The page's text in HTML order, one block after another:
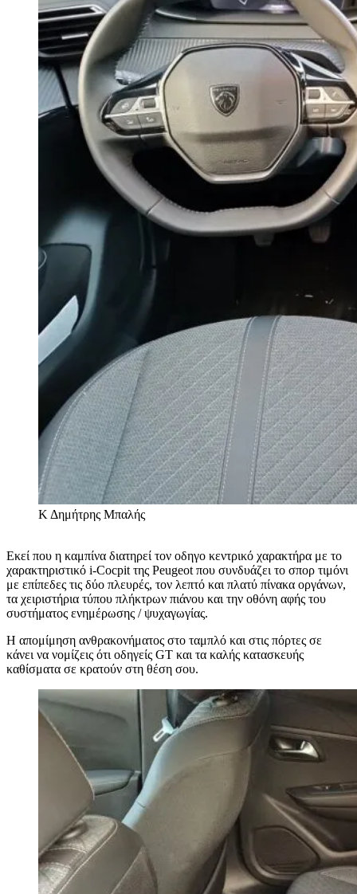
Κ Δημήτρης Μπαλής
Εκεί που η καμπίνα διατηρεί τον οδηγο κεντρικό χαρακτήρα με το
χαρακτηριστικό i-Cocpit της Peugeot που συνδυάζει το σπορ τιμόνι
με επίπεδες τις δύο πλευρές, τον λεπτό και πλατύ πίνακα οργάνων,
τα χειριστήρια τύπου πλήκτρων πιάνου και την οθόνη αφής του
συστήματος ενημέρωσης / ψυχαγωγίας.
Η απομίμηση ανθρακονήματος στο ταμπλό και στις πόρτες σε
κάνει να νομίζεις ότι οδηγείς GT και τα καλής κατασκευής
καθίσματα σε κρατούν στη θέση σου.